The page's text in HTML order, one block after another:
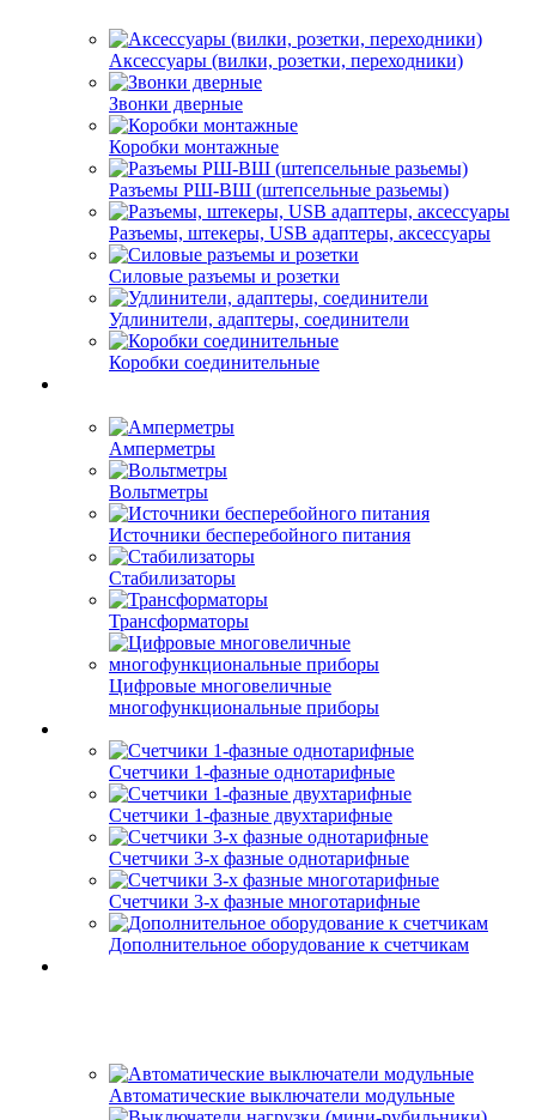
Аксессуары (вилки, розетки, переходники)
Звонки дверные
Коробки монтажные
Разъемы РШ-ВШ (штепсельные разьемы)
Разъемы, штекеры, USB адаптеры, аксессуары
Силовые разъемы и розетки
Удлинители, адаптеры, соединители
Коробки соединительные
Амперметры
Вольтметры
Источники бесперебойного питания
Стабилизаторы
Трансформаторы
Цифровые многовеличные
многофункциональные приборы
Счетчики 1-фазные однотарифные
Счетчики 1-фазные двухтарифные
Счетчики 3-х фазные однотарифные
Счетчики 3-х фазные многотарифные
Дополнительное оборудование к счетчикам
Автоматические выключатели модульные